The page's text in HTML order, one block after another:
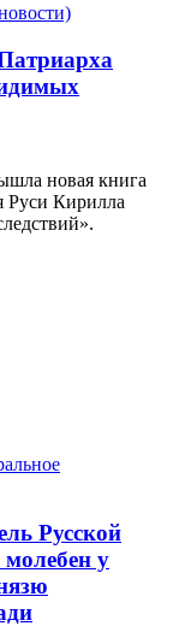
новая книга
Руси Кирилла
Русской
у